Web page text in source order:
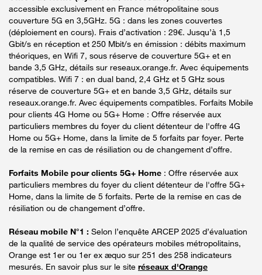
accessible exclusivement en France métropolitaine sous
couverture 5G en 3,5GHz. 5G : dans les zones couvertes
(déploiement en cours). Frais d’activation : 29€. Jusqu’à 1,5
Gbit/s en réception et 250 Mbit/s en émission : débits maximum
théoriques, en Wifi 7, sous réserve de couverture 5G+ et en
bande 3,5 GHz, détails sur reseaux.orange.fr. Avec équipements
compatibles. Wifi 7 : en dual band, 2,4 GHz et 5 GHz sous
réserve de couverture 5G+ et en bande 3,5 GHz, détails sur
reseaux.orange.fr. Avec équipements compatibles. Forfaits Mobile
pour clients 4G Home ou 5G+ Home : Offre réservée aux
particuliers membres du foyer du client détenteur de l'offre 4G
Home ou 5G+ Home, dans la limite de 5 forfaits par foyer. Perte
de la remise en cas de résiliation ou de changement d’offre.
Forfaits Mobile pour clients 5G+ Home : Offre réservée aux
particuliers membres du foyer du client détenteur de l'offre 5G+
Home, dans la limite de 5 forfaits. Perte de la remise en cas de
résiliation ou de changement d’offre.
Réseau mobile N°1 : Selon l’enquête ARCEP 2025 d’évaluation
de la qualité de service des opérateurs mobiles métropolitains,
Orange est 1er ou 1er ex æquo sur 251 des 258 indicateurs
mesurés. En savoir plus sur le site réseaux d'Orange